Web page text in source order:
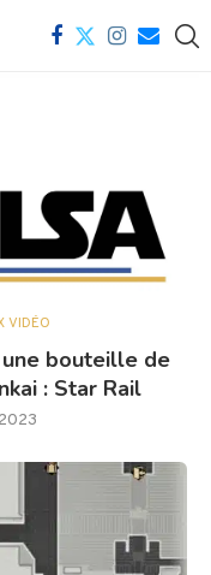
VIDÉO
bouteille de
: Star Rail